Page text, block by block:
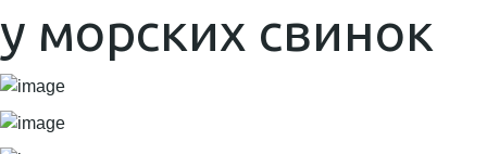
у морских свинок